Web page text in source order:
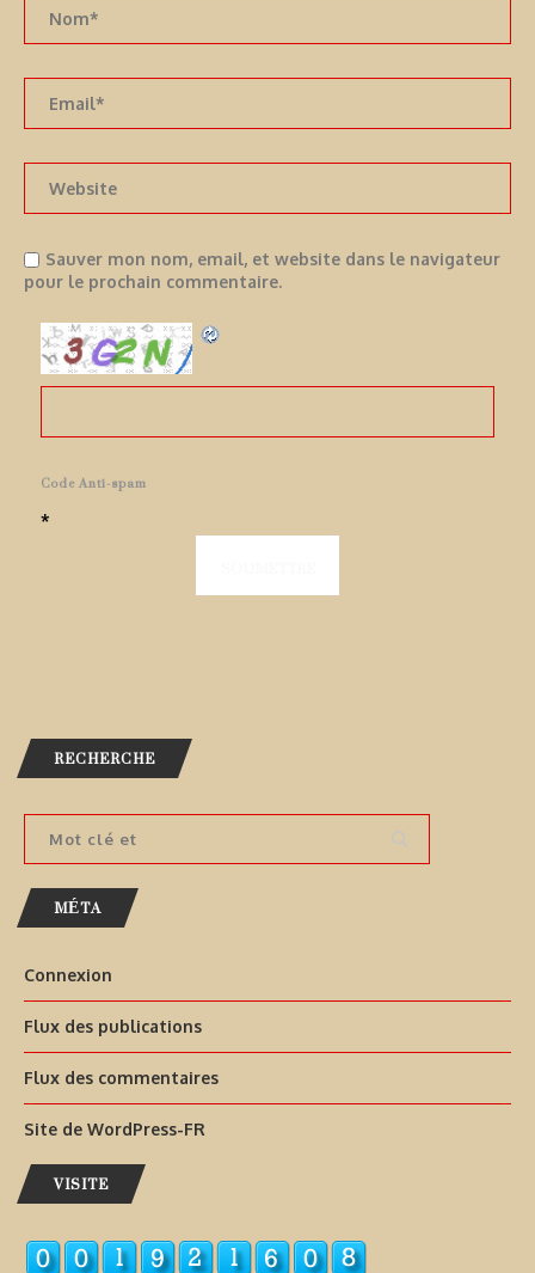
Sauver mon nom, email, et website dans le navigateur
pour le prochain commentaire.
Code Anti-spam
*
RECHERCHE
MÉTA
Connexion
Flux des publications
Flux des commentaires
Site de WordPress-FR
VISITE